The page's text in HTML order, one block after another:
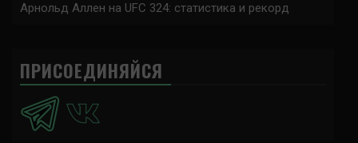
Арнольд Аллен на UFC 324: статистика и рекорд
ПРИСОЕДИНЯЙСЯ